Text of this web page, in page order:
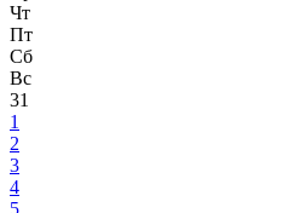
Чт
Пт
Сб
Вс
31
1
2
3
4